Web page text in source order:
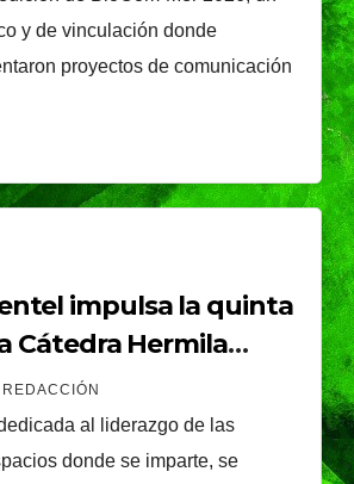
y de vinculación donde
proyectos de comunicación
impulsa la quinta
Cátedra Hermila
que lideran la
de la justicia
REDACCIÓN
al liderazgo de las
donde se imparte, se